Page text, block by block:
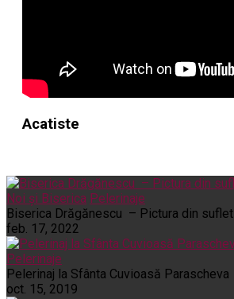
Acatiste
Noi și Biserica Pelerinaje
Biserica Drăgănescu – Pictura din suflet
feb. 17, 2022
Pelerinaje
Pelerinaj la Sfânta Cuvioasă Parascheva
oct. 15, 2019